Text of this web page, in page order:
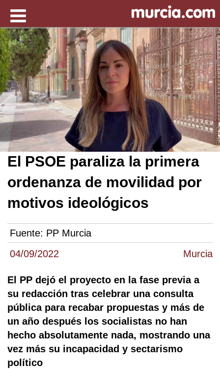
04/09/2022 Murcia
El PSOE paraliza la primera
ordenanza de movilidad por
motivos ideológicos
Fuente: PP Murcia
El PP dejó el proyecto en la fase previa a
su redacción tras celebrar una consulta
pública para recabar propuestas y más de
un año después los socialistas no han
hecho absolutamente nada, mostrando una
vez más su incapacidad y sectarismo
político